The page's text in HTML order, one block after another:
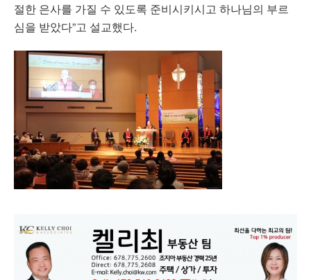
절한 은사를 가질 수 있도록 준비시키시고 하나님의 부르
심을 받았다”고 설교했다.